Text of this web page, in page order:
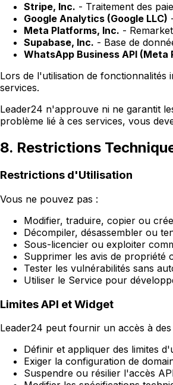
Stripe, Inc. - Traitement des
Google Analytics (Google LLC)
Meta Platforms, Inc. -
Supabase, Inc. - Base de
WhatsApp Business API (Meta
Lors de l'utilisation de
services.
Leader24 n'approuve ni ne garantit
problème lié à ces services, vous
8. Restrictions
Restrictions d'Utilisation
Vous ne pouvez pas :
Modifier, traduire, copier ou
Décompiler, désassembler ou
Sous-licencier ou exploiter
Supprimer les avis de propriété
Tester les vulnérabilités sans
Utiliser le Service pour
Limites API et Widget
Leader24 peut fournir un accès à
Définir et appliquer des limites
Exiger la configuration de
Suspendre ou résilier l'accès